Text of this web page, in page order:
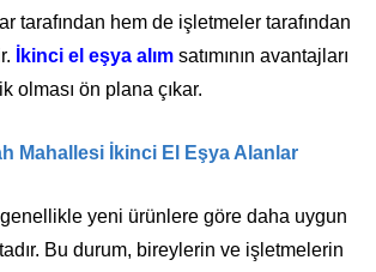
tarafından hem de işletmeler tarafından
İkinci el eşya alım satımının avantajları
olması ön plana çıkar.
Mahallesi İkinci El Eşya Alanlar
yeni ürünlere göre daha uygun
Bu durum, bireylerin ve işletmelerin